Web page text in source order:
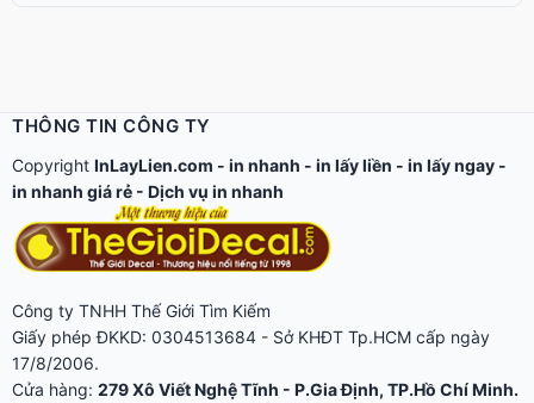
THÔNG TIN CÔNG TY
Copyright InLayLien.com - in nhanh - in lấy liền - in lấy ngay -
in nhanh giá rẻ - Dịch vụ in nhanh
Công ty TNHH Thế Giới Tìm Kiếm
Giấy phép ĐKKD: 0304513684 - Sở KHĐT Tp.HCM cấp ngày
17/8/2006.
Cửa hàng: 279 Xô Viết Nghệ Tĩnh - P.Gia Định, TP.Hồ Chí Minh.